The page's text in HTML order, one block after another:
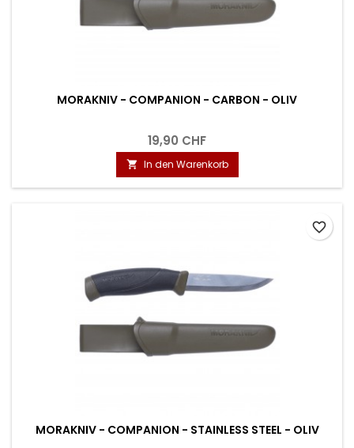
MORAKNIV - COMPANION - CARBON - OLIV
19,90 CHF
 In den Warenkorb
MORAKNIV - COMPANION - STAINLESS STEEL - OLIV
favorite_border